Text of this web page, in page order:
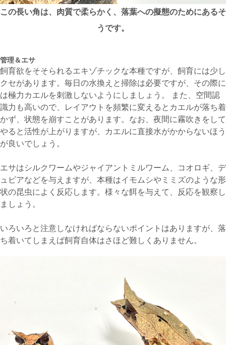
この長い角は、肉質で柔らかく、落葉への擬態のためにあるそ
うです。
管理＆エサ
飼育欲をそそられるエキゾチックな本種ですが、飼育には少し
クセがあります。毎日の水換えと掃除は必要ですが、その際に
は極力カエルを刺激しないようにしましょう。 また、空間認
識力も高いので、レイアウトを頻繁に変えるとカエルが落ち着
かず、状態を崩すことがあります。なお、夜間に霧吹きをして
やると活性が上がりますが、カエルに直接水がかからないほう
が良いでしょう。
エサはシルクワームやジャイアントミルワーム、コオロギ、デ
ュビアなどを与えますが、本種はイモムシやミミズのような形
状の昆虫によく反応します。様々な餌を与えて、反応を観察し
ましょう。
いろいろと注意しなければならないポイントはありますが、落
ち着いてしまえば飼育自体はさほど難しくありません。